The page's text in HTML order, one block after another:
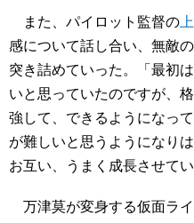
また、パイロット監督の
感について話し合い、無敵
突き詰めていった。「最初
いと思っていたのですが、
強して、できるようになっ
が難しいと思うようになり
お互い、うまく成長させて
万津莫が変身する仮面ラ